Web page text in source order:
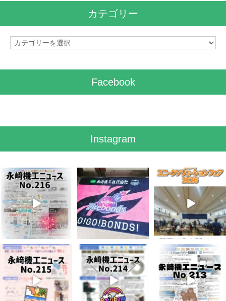
カテゴリー
カ
Facebook
Instagram
8月 7
0 0
7月 28
7 0
7月 27
6
7月 3
5 0
6月 3
8 0
5月 13
5 0